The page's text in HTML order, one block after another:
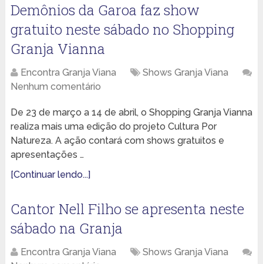
Demônios da Garoa faz show
gratuito neste sábado no Shopping
Granja Vianna
Encontra Granja Viana
Shows Granja Viana
Nenhum comentário
De 23 de março a 14 de abril, o Shopping Granja Vianna
realiza mais uma edição do projeto Cultura Por
Natureza. A ação contará com shows gratuitos e
apresentações …
[Continuar lendo...]
Cantor Nell Filho se apresenta neste
sábado na Granja
Encontra Granja Viana
Shows Granja Viana